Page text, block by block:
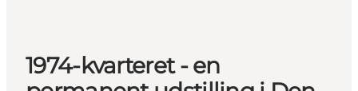
1974-kvarteret - en